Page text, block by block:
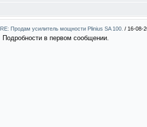
RE: Продам усилитель мощности Plinius SA 100. / 16-08-
Подробности в первом сообщении.